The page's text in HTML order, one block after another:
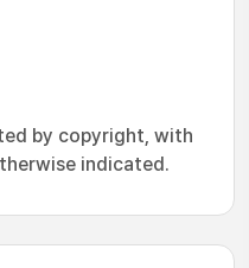
by copyright, with
indicated.